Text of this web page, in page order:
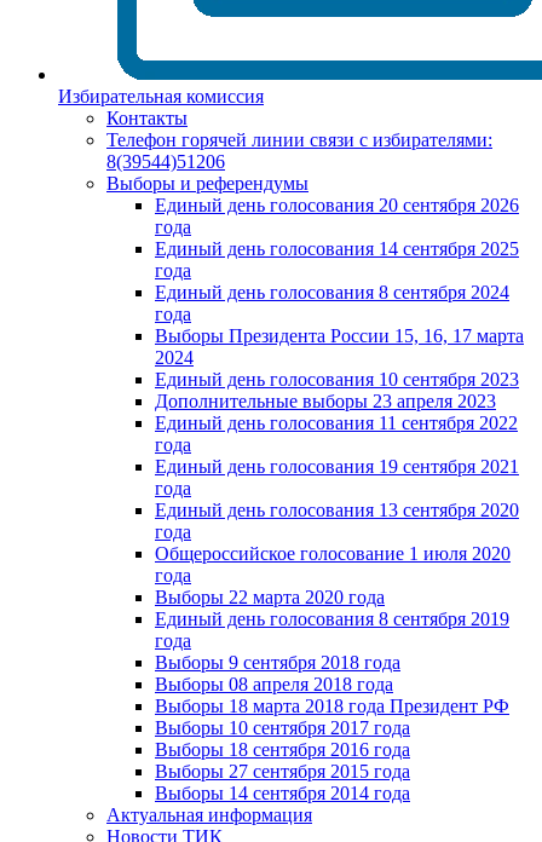
Избирательная комиссия
Контакты
Телефон горячей линии связи с избирателями:
8(39544)51206
Выборы и референдумы
Единый день голосования 20 сентября 2026
года
Единый день голосования 14 сентября 2025
года
Единый день голосования 8 сентября 2024
года
Выборы Президента России 15, 16, 17 марта
2024
Единый день голосования 10 сентября 2023
Дополнительные выборы 23 апреля 2023
Единый день голосования 11 сентября 2022
года
Единый день голосования 19 сентября 2021
года
Единый день голосования 13 сентября 2020
года
Общероссийское голосование 1 июля 2020
года
Выборы 22 марта 2020 года
Единый день голосования 8 сентября 2019
года
Выборы 9 сентября 2018 года
Выборы 08 апреля 2018 года
Выборы 18 марта 2018 года Президент РФ
Выборы 10 сентября 2017 года
Выборы 18 сентября 2016 года
Выборы 27 сентября 2015 года
Выборы 14 сентября 2014 года
Актуальная информация
Новости ТИК